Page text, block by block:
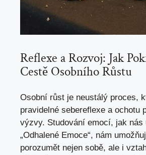
Reflexe a Rozvoj: Jak
Cestě Osobního Růstu
Osobní růst je neustálý proces,
pravidelné sebereflexe a ochotu
výzvy. Studování emocí, jak nás
„Odhalené Emoce“, nám
porozumět nejen sobě, ale i